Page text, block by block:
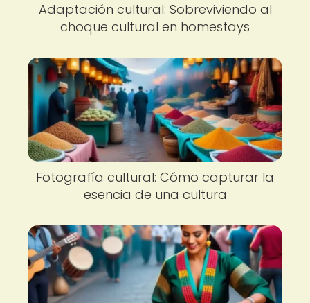
Adaptación cultural: Sobreviviendo al
choque cultural en homestays
Fotografía cultural: Cómo capturar la
esencia de una cultura